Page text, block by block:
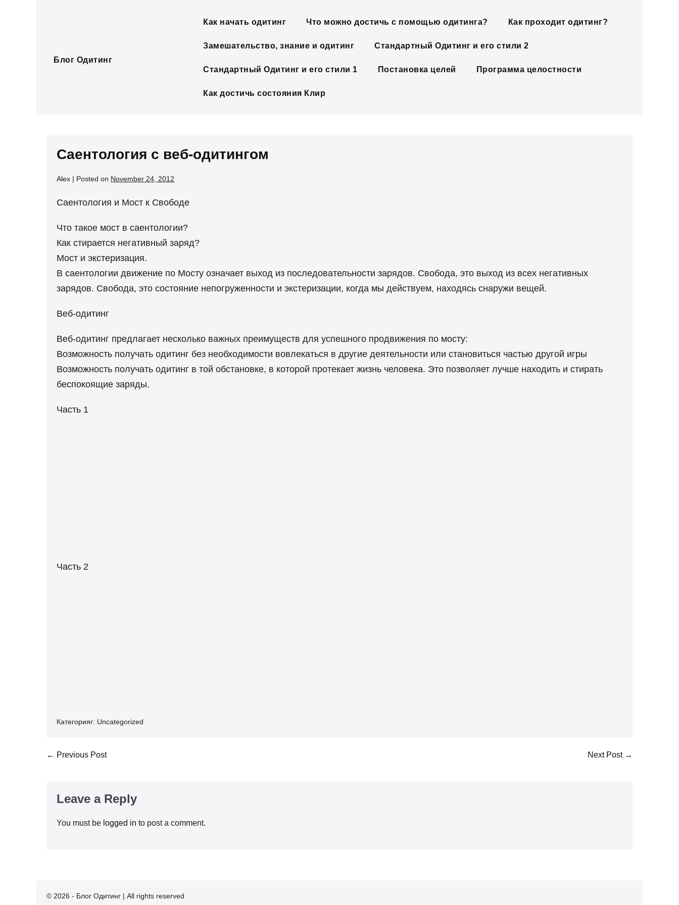
Блог Одитинг
Как начать одитинг Что можно достичь с помощью одитинга? Как проходит одитинг?
Замешательство, знание и одитинг Стандартный Одитинг и его стили 2
Стандартный Одитинг и его стили 1 Постановка целей Программа целостности
Как достичь состояния Клир
Саентология с веб-одитингом
Alex | Posted on November 24, 2012
Саентология и Мост к Свободе
Что такое мост в саентологии?
Как стирается негативный заряд?
Мост и экстеризация.
В саентологии движение по Мосту означает выход из последовательности зарядов. Свобода, это выход из всех негативных
зарядов. Свобода, это состояние непогруженности и экстеризации, когда мы действуем, находясь снаружи вещей.
Веб-одитинг
Веб-одитинг предлагает несколько важных преимуществ для успешного продвижения по мосту:
Возможность получать одитинг без необходимости вовлекаться в другие деятельности или становиться частью другой игры
Возможность получать одитинг в той обстановке, в которой протекает жизнь человека. Это позволяет лучше находить и стирать
беспокоящие заряды.
Часть 1
Часть 2
Категорияr: Uncategorized
Post
← Previous Post Next Post →
Leave a Reply
You must be logged in to post a comment.
© 2026 - Блог Одитинг | All rights reserved